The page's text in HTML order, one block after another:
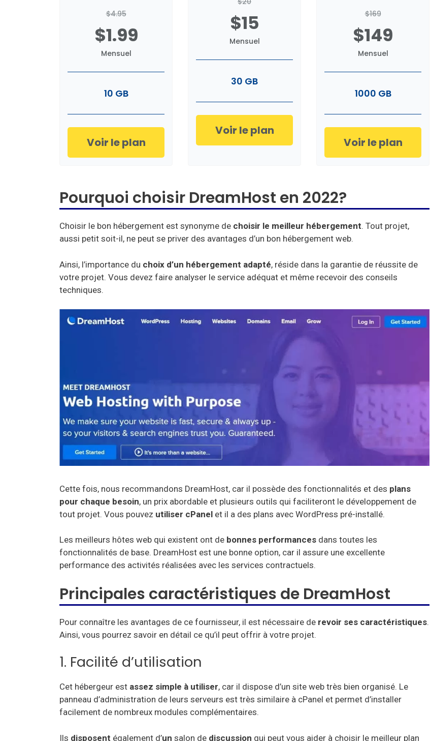
$4.95
$1.99
Mensuel
10 GB
Voir le plan
$15
Mensuel
30 GB
Voir le plan
$169
$149
Mensuel
1000 GB
Voir le plan
Pourquoi choisir DreamHost en 2022?
Choisir le bon hébergement est synonyme de choisir le meilleur hébergement. Tout projet,
aussi petit soit-il, ne peut se priver des avantages d’un bon hébergement web.
Ainsi, l’importance du choix d’un hébergement adapté, réside dans la garantie de réussite de
votre projet. Vous devez faire analyser le service adéquat et même recevoir des conseils
techniques.
Cette fois, nous recommandons DreamHost, car il possède des fonctionnalités et des plans
pour chaque besoin, un prix abordable et plusieurs outils qui faciliteront le développement de
tout projet. Vous pouvez utiliser cPanel et il a des plans avec WordPress pré-installé.
Les meilleurs hôtes web qui existent ont de bonnes performances dans toutes les
fonctionnalités de base. DreamHost est une bonne option, car il assure une excellente
performance des activités réalisées avec les services contractuels.
Principales caractéristiques de DreamHost
Pour connaître les avantages de ce fournisseur, il est nécessaire de revoir ses caractéristiques.
Ainsi, vous pourrez savoir en détail ce qu’il peut offrir à votre projet.
1. Facilité d’utilisation
Cet hébergeur est assez simple à utiliser, car il dispose d’un site web très bien organisé. Le
panneau d’administration de leurs serveurs est très similaire à cPanel et permet d’installer
facilement de nombreux modules complémentaires.
Ils disposent également d’un salon de discussion qui peut vous aider à choisir le meilleur plan